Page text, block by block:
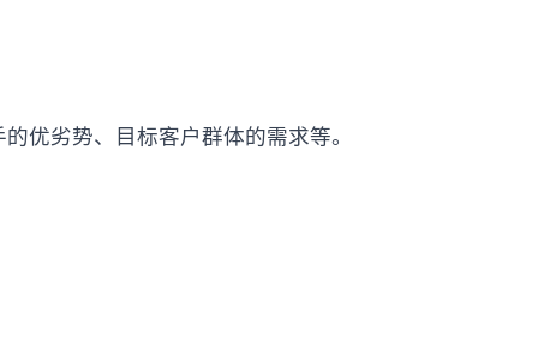
优劣势、目标客户群体的需求等。